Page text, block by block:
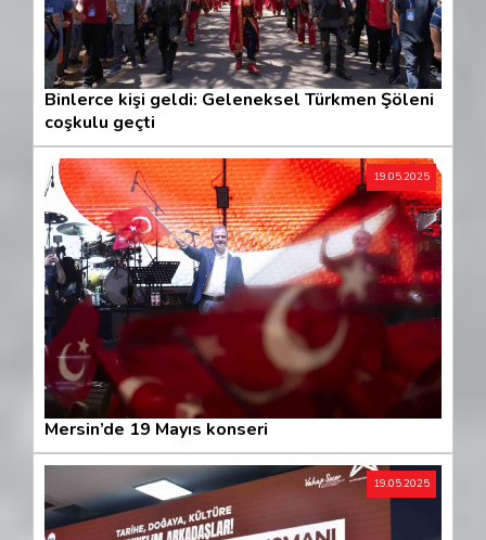
Binlerce kişi geldi: Geleneksel Türkmen Şöleni
coşkulu geçti
19.05.2025
Mersin’de 19 Mayıs konseri
19.05.2025